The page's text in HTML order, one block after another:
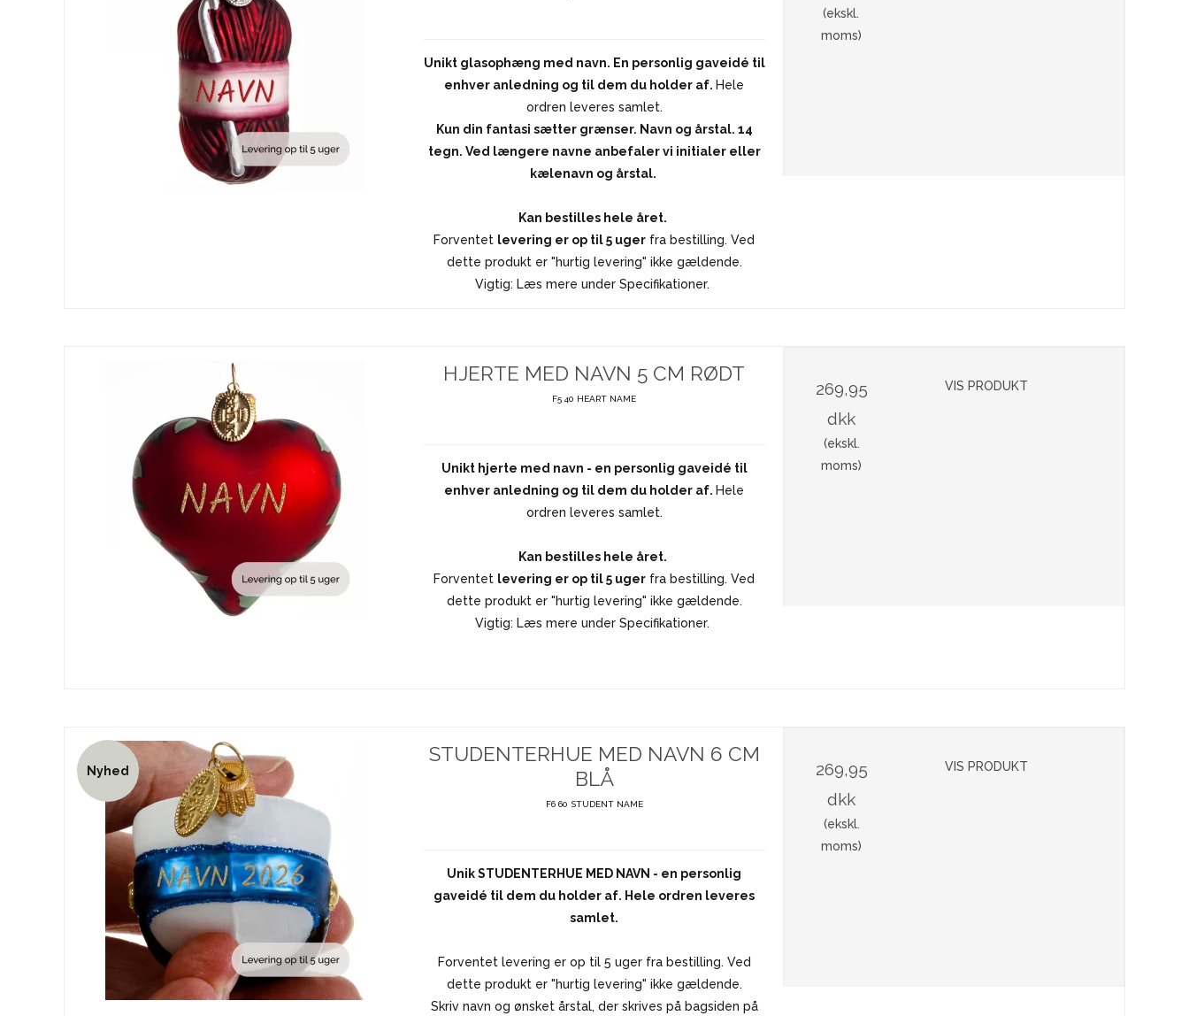
Unikt glasophæng med navn. En personlig gaveidé til
enhver anledning og til dem du holder af. Hele
ordren leveres samlet.
Kun din fantasi sætter grænser. Navn og årstal. 14
tegn. Ved længere navne anbefaler vi initialer eller
kælenavn og årstal.
Kan bestilles hele året.
Forventet levering er op til 5 uger fra bestilling. Ved
dette produkt er "hurtig levering" ikke gældende.
Vigtig: Læs mere under Specifikationer.
(ekskl.
moms)
HJERTE MED NAVN 5 CM RØDT
F5 40 HEART NAME
Unikt hjerte med navn - en personlig gaveidé til
enhver anledning og til dem du holder af. Hele
ordren leveres samlet.
Kan bestilles hele året.
Forventet levering er op til 5 uger fra bestilling. Ved
dette produkt er "hurtig levering" ikke gældende.
Vigtig: Læs mere under Specifikationer.
269,95
dkk
(ekskl.
moms)
VIS PRODUKT
Nyhed
STUDENTERHUE MED NAVN 6 CM
BLÅ
F6 60 STUDENT NAME
Unik STUDENTERHUE MED NAVN - en personlig
gaveidé til dem du holder af. Hele ordren leveres
samlet.
Forventet levering er op til 5 uger fra bestilling. Ved
dette produkt er "hurtig levering" ikke gældende.
Skriv navn og ønsket årstal, der skrives på bagsiden på
269,95
dkk
(ekskl.
moms)
VIS PRODUKT